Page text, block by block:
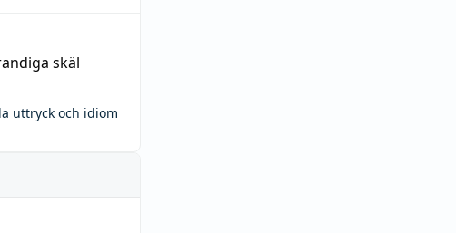
skäl
uttryck och idiom